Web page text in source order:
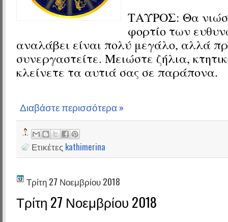
ΤΑΥΡΟΣ: Θα
φορτίο των
αναλάβει είναι πολύ μεγάλο, αλλά
συνεργαστείτε. Μειώστε ζήλια,
κλείνετε τα αυτιά σας σε παράπονα.
Διαβάστε περισσότερα »
Ετικέτες kathimerina
Τρίτη 27 Νοεμβρίου 2018
Τρίτη 27 Νοεμβρίου 2018